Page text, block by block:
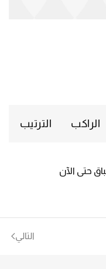
الراكب الترتيب
حتى الآن
التالي